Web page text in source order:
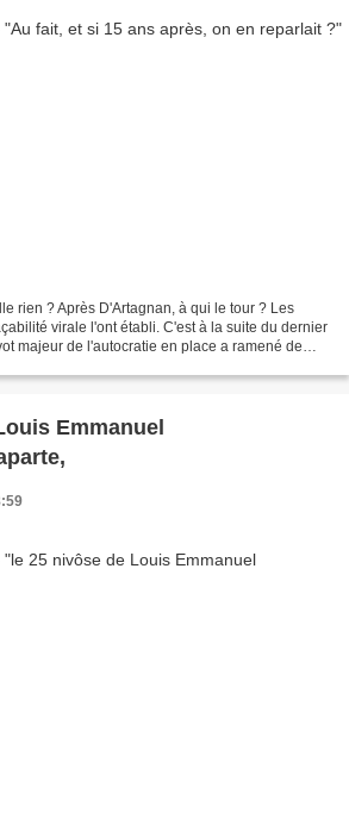
? Après D'Artagnan, à qui le tour ? Les
virale l'ont établi. C'est à la suite du dernier
majeur de l'autocratie en place a ramené de
Emmanuel